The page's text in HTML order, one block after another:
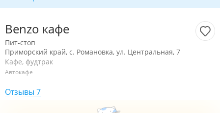
Benzo кафе
Пит-стоп
Приморский край, с. Романовка, ул. Центральная, 7
Кафе, фудтрак
Автокафе
Отзывы 7